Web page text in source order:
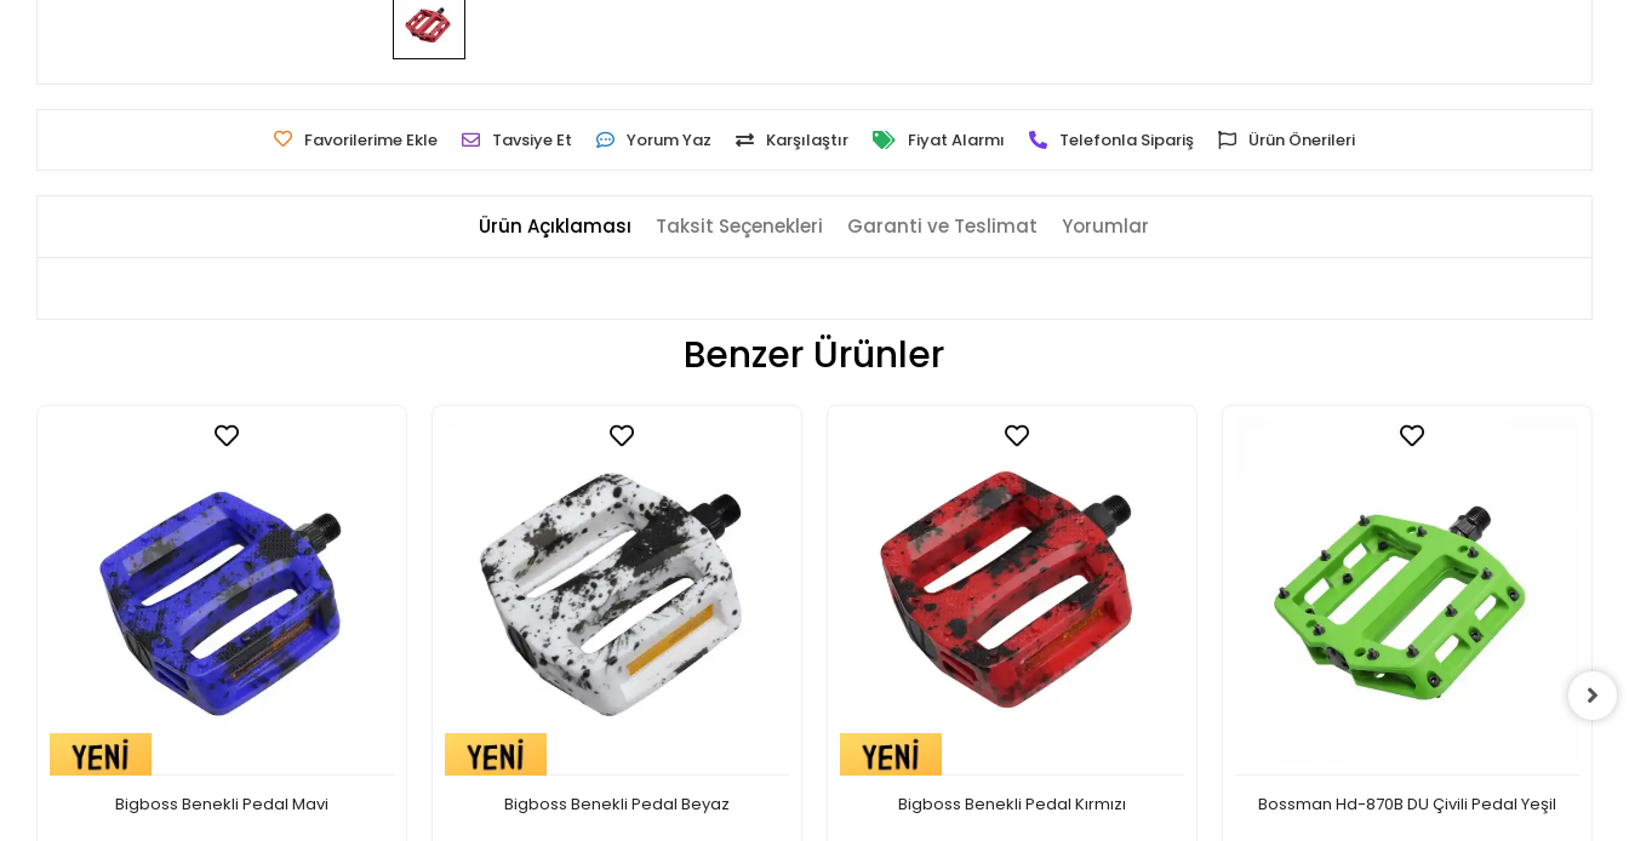
Favorilerime Ekle Tavsiye Et Yorum Yaz Karşılaştır Fiyat Alarmı Telefonla Sipariş Ürün Önerileri
Ürün Açıklaması Taksit Seçenekleri Garanti ve Teslimat Yorumlar
Benzer Ürünler
Bigboss Benekli Pedal Mavi Bigboss Benekli Pedal Beyaz Bigboss Benekli Pedal Kırmızı Bossman Hd-870B DU Çivili Pedal Yeşil